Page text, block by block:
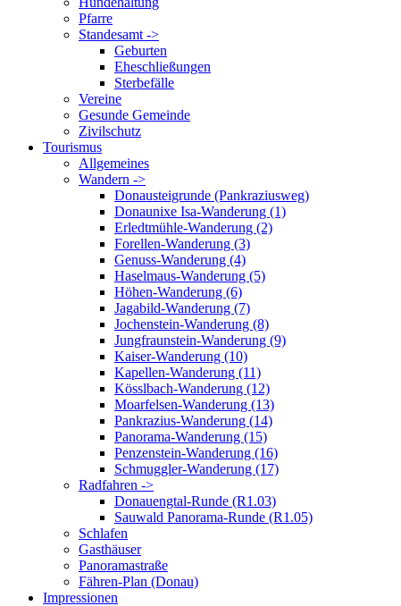
Pfarre
Standesamt ->
Geburten
Eheschließungen
Sterbefälle
Vereine
Gesunde Gemeinde
Zivilschutz
Tourismus
Allgemeines
Wandern ->
Donausteigrunde (Pankraziusweg)
Donaunixe Isa-Wanderung (1)
Erledtmühle-Wanderung (2)
Forellen-Wanderung (3)
Genuss-Wanderung (4)
Haselmaus-Wanderung (5)
Höhen-Wanderung (6)
Jagabild-Wanderung (7)
Jochenstein-Wanderung (8)
Jungfraunstein-Wanderung (9)
Kaiser-Wanderung (10)
Kapellen-Wanderung (11)
Kösslbach-Wanderung (12)
Moarfelsen-Wanderung (13)
Pankrazius-Wanderung (14)
Panorama-Wanderung (15)
Penzenstein-Wanderung (16)
Schmuggler-Wanderung (17)
Radfahren ->
Donauengtal-Runde (R1.03)
Sauwald Panorama-Runde (R1.05)
Schlafen
Gasthäuser
Panoramastraße
Fähren-Plan (Donau)
Impressionen